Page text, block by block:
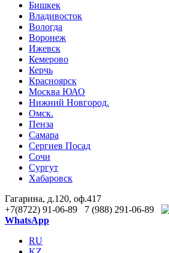
Бишкек
Владивосток
Вологда
Воронеж
Ижевск
Кемерово
Керчь
Красноярск
Москва ЮАО
Нижний Новгород.
Омск.
Пенза
Самара
Сергиев Посад
Сочи
Сургут
Хабаровск
Гагарина, д.120, оф.417
+7(8722) 91-06-89 7 (988) 291-06-89
WhatsApp
RU